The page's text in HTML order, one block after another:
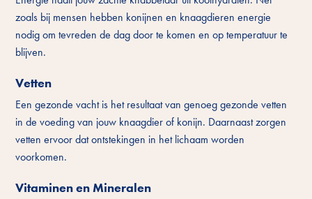
zoals bij mensen hebben konijnen en knaagdieren energie
nodig om tevreden de dag door te komen en op temperatuur te
blijven.
Vetten
Een gezonde vacht is het resultaat van genoeg gezonde vetten
in de voeding van jouw knaagdier of konijn. Daarnaast zorgen
vetten ervoor dat ontstekingen in het lichaam worden
voorkomen.
Vitaminen en Mineralen